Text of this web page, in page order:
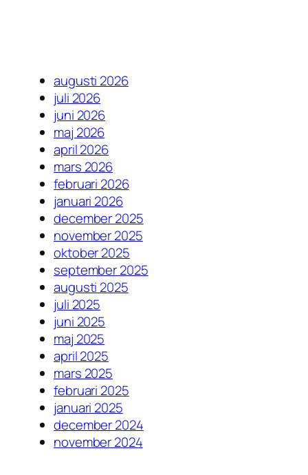
augusti 2026
juli 2026
juni 2026
maj 2026
april 2026
mars 2026
februari 2026
januari 2026
december 2025
november 2025
oktober 2025
september 2025
augusti 2025
juli 2025
juni 2025
maj 2025
april 2025
mars 2025
februari 2025
januari 2025
december 2024
november 2024